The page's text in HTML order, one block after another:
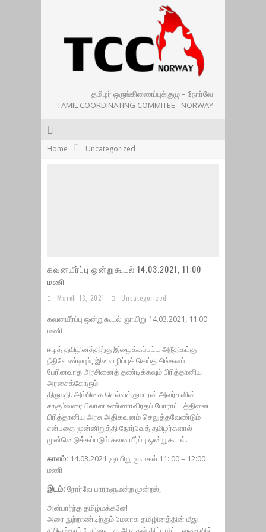
தமிழர் ஒருங்கிணைப்புக்குழு – நோர்வே
TAMIL COORDINATING COMMITEE - NORWAY
Home Uncategorized
கவனயீர்ப்பு ஒன்றுகூடல் 14.03.2021, 11:00
மணி
March 13, 2021 Uncategorized
கவனயீர்ப்பு ஒன்றுகூடல் ஞாயிறு 14.03.2021, 11:00
மணி
ஈழத் தமிழினத்திற்கு இழைக்கப்பட்ட அநீதிகட்கு
நீதிவேண்டியும், இனவழிப்புச் செய்த சிங்களப்
பேரினவாத அரசினைத் தண்டிக்கவும் பிரித்தானிய
அரசைக்கோரும்
திருமதி. அம்பிகை செல்வக்குமாரன் அவர்களின்
சாகும்வரையிலான உண்ணாவிரதப் போராட்டத்தினை
பிரித்தானிய அரசு அதிகவனம் செலுத்தவேண்டும்
என்பதை முன்னிறுத்தி நோர்வேத் தமிழர்களால்
முன்னெடுக்கப்படும் கவனயீர்ப்பு ஒன்றுகூடல்.
காலம்: 14.03.2021 ஞாயிறு மு.பகல் 11: 00 – 12:00
மணி
இடம்: நோர்வே பாராளுமன்ற முன்றல்,
அன்பார்ந்த தமிழ்மக்களே!
அரை நுற்றாண்டிற்கும் மேலாக தமிழினத்தின் மீது